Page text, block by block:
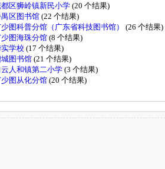
都区狮岭镇新民小学(20 个结果)
禺区图书馆(22 个结果)
少图科普分馆（广东省科技图书馆）(26 个结果)
少图海珠分馆(8 个结果)
实学校(17 个结果)
城图书馆(21 个结果)
云人和镇第二小学(3 个结果)
少图从化分馆(20 个结果)